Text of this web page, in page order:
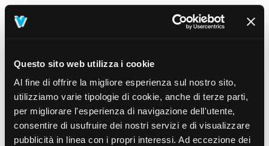
Questo sito web utilizza i cookie
Al fine di offrire la migliore esperienza sul nostro sito,
utilizziamo varie tipologie di cookie, anche di terze parti,
per migliorare l'esperienza di navigazione dell'utente,
consentire di usufruire dei nostri servizi e di visualizzare
pubblicità in linea con i propri interessi. Ad eccezione dei